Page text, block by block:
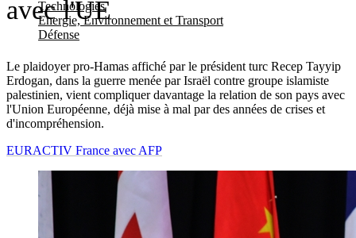
Technologies
Energie, Environnement et Transport
Défense
avec l'UE
Le plaidoyer pro-Hamas affiché par le président turc Recep Tayyip
Erdogan, dans la guerre menée par Israël contre groupe islamiste
palestinien, vient compliquer davantage la relation de son pays avec
l'Union Européenne, déjà mise à mal par des années de crises et
d'incompréhension.
EURACTIV France avec AFP